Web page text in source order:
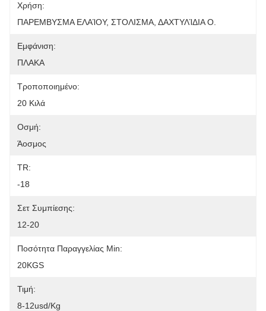
Χρήση:
ΠΑΡΕΜΒΥΣΜΑ ΕΛΑΊΟΥ, ΣΤΟΛΙΣΜΑ, ΔΑΧΤΥΛΊΔΙΑ Ο.
Εμφάνιση:
ΠΛΑΚΑ
Τροποποιημένο:
20 Κιλά
Οσμή:
Άοσμος
TR:
-18
Σετ Συμπίεσης:
12-20
Ποσότητα Παραγγελίας Min:
20KGS
Τιμή:
8-12usd/kg